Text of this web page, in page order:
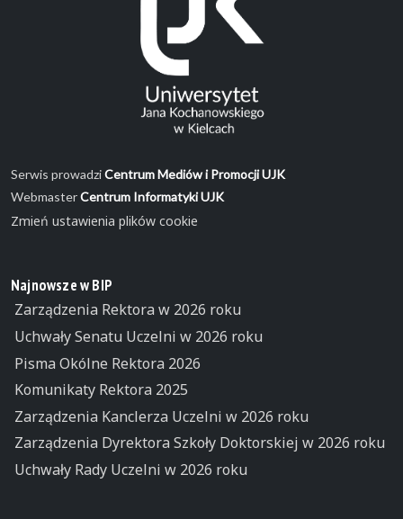
Serwis prowadziCentrum Mediów i Promocji UJK
WebmasterCentrum Informatyki UJK
Zmień ustawienia plików cookie
Najnowsze w BIP
Zarządzenia Rektora w 2026 roku
Uchwały Senatu Uczelni w 2026 roku
Pisma Okólne Rektora 2026
Komunikaty Rektora 2025
Zarządzenia Kanclerza Uczelni w 2026 roku
Zarządzenia Dyrektora Szkoły Doktorskiej w 2026 roku
Uchwały Rady Uczelni w 2026 roku